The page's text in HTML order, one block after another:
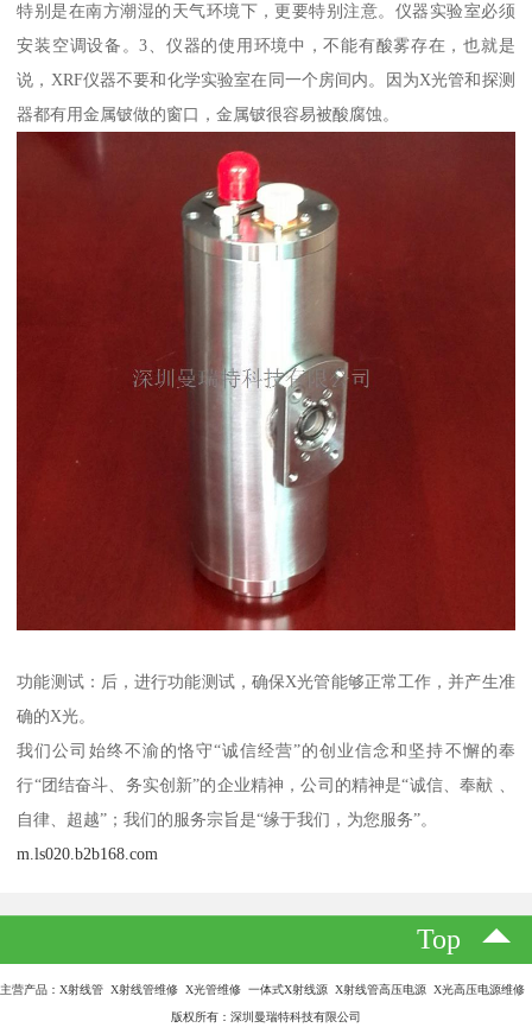
特别是在南方潮湿的天气环境下，更要特别注意。仪器实验室必须
安装空调设备。3、仪器的使用环境中，不能有酸雾存在，也就是
说，XRF仪器不要和化学实验室在同一个房间内。因为X光管和探测
器都有用金属铍做的窗口，金属铍很容易被酸腐蚀。
功能测试：后，进行功能测试，确保X光管能够正常工作，并产生准
确的X光。
我们公司始终不渝的恪守“诚信经营”的创业信念和坚持不懈的奉
行“团结奋斗、务实创新”的企业精神，公司的精神是“诚信、奉献 、
自律、超越”；我们的服务宗旨是“缘于我们，为您服务”。
m.ls020.b2b168.com
Top
主营产品：X射线管 X射线管维修 X光管维修 一体式X射线源 X射线管高压电源 X光高压电源维修
版权所有：深圳曼瑞特科技有限公司